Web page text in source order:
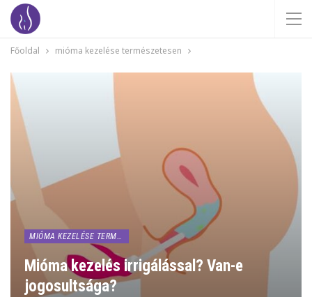
Főoldal mióma kezelése természetesen
MIÓMA KEZELÉSE TERMÉSZETESEN
Mióma kezelés irrigálással? Van-e
jogosultsága?